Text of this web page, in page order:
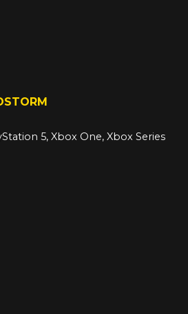
5, Xbox One, Xbox Series